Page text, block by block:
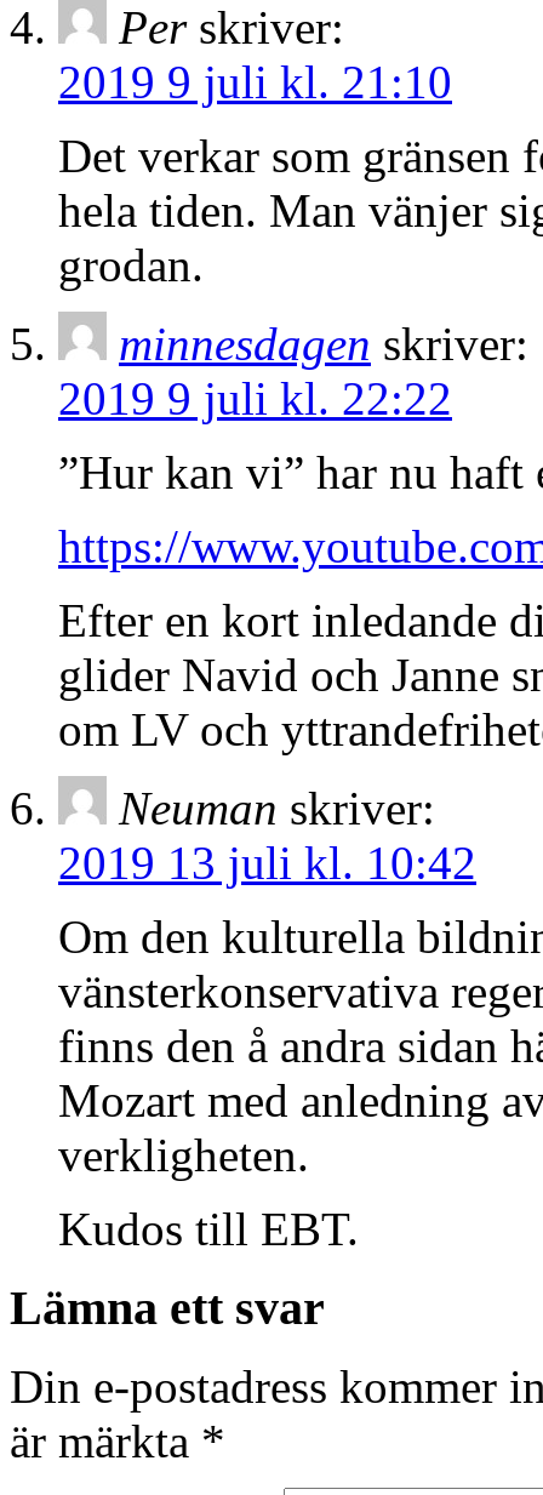
Per skriver:
2019 9 juli kl. 21:10
Det verkar som gränsen
hela tiden. Man vänjer
grodan.
minnesdagen skriver:
2019 9 juli kl. 22:22
”Hur kan vi” har nu haft
https://
Efter en kort inledande
glider Navid och Janne
om LV och
Neuman skriver:
2019 13 juli kl. 10:42
Om den kulturella
vänsterkonservativa
finns den å andra sidan
Mozart med anledning
verkligheten.
Kudos till EBT.
Lämna ett svar
Din e-postadress kommer
är märkta *